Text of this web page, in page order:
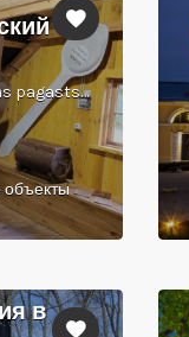
Kovaļevsku iela 4, Vārkava, Vārkavas pagasts, Preiļu novads, LV-5337
объекты
в